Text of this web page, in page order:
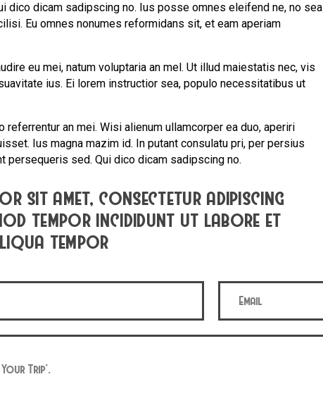
dico dicam sadipscing no. Ius posse omnes eleifend ne, no sea
Eu omnes nonumes reformidans sit, et eam aperiam
eu mei, natum voluptaria an mel. Ut illud maiestatis nec, vis
ius. Ei lorem instructior sea, populo necessitatibus ut
referrentur an mei. Wisi alienum ullamcorper ea duo, aperiri
Ius magna mazim id. In putant consulatu pri, per persius
persequeris sed. Qui dico dicam sadipscing no.
sit amet, consectetur adipiscing
tempor incididunt ut labore et
tempor